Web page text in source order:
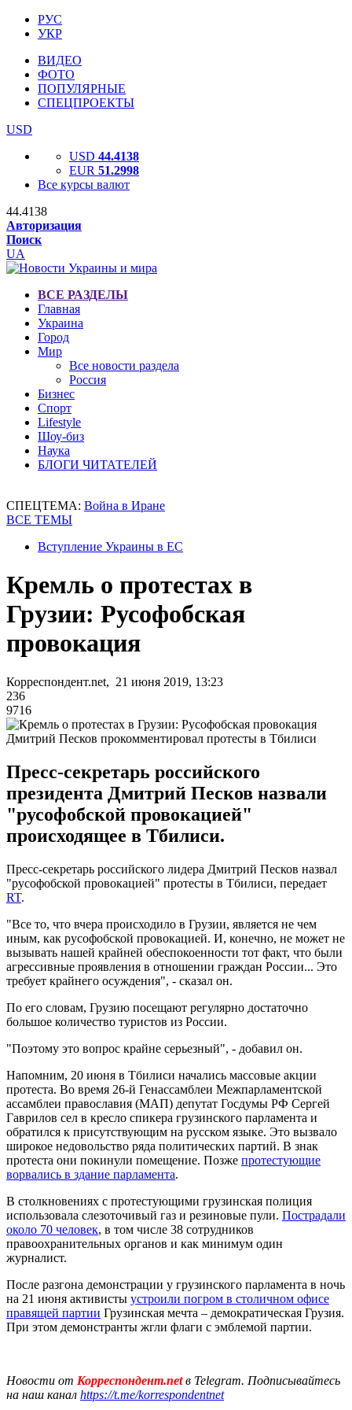
РУС
УКР
ВИДЕО
ФОТО
ПОПУЛЯРНЫЕ
СПЕЦПРОЕКТЫ
USD
USD 44.4138
EUR 51.2998
Все курсы валют
44.4138
Авторизация
Поиск
UA
ВСЕ РАЗДЕЛЫ
Главная
Украина
Город
Мир
Все новости раздела
Россия
Бизнес
Спорт
Lifestyle
Шоу-биз
Наука
БЛОГИ ЧИТАТЕЛЕЙ
СПЕЦТЕМА: Война в Иране
ВСЕ ТЕМЫ
Вступление Украины в ЕС
Кремль о протестах в
Грузии: Русофобская
провокация
Корреспондент.net, 21 июня 2019, 13:23
236
9716
Дмитрий Песков прокомментировал протесты в Тбилиси
Пресс-секретарь российского
президента Дмитрий Песков назвали
"русофобской провокацией"
происходящее в Тбилиси.
Пресс-секретарь российского лидера Дмитрий Песков назвал
"русофобской провокацией" протесты в Тбилиси, передает
RT.
"Все то, что вчера происходило в Грузии, является не чем
иным, как русофобской провокацией. И, конечно, не может не
вызывать нашей крайней обеспокоенности тот факт, что были
агрессивные проявления в отношении граждан России... Это
требует крайнего осуждения", - сказал он.
По его словам, Грузию посещают регулярно достаточно
большое количество туристов из России.
"Поэтому это вопрос крайне серьезный", - добавил он.
Напомним, 20 июня в Тбилиси начались массовые акции
протеста. Во время 26-й Генассамблеи Межпарламентской
ассамблеи православия (МАП) депутат Госдумы РФ Сергей
Гаврилов сел в кресло спикера грузинского парламента и
обратился к присутствующим на русском языке. Это вызвало
широкое недовольство ряда политических партий. В знак
протеста они покинули помещение. Позже протестующие
ворвались в здание парламента.
В столкновениях с протестующими грузинская полиция
использовала слезоточивый газ и резиновые пули. Пострадали
около 70 человек, в том числе 38 сотрудников
правоохранительных органов и как минимум один
журналист.
После разгона демонстрации у грузинского парламента в ночь
на 21 июня активисты устроили погром в столичном офисе
правящей партии Грузинская мечта – демократическая Грузия.
При этом демонстранты жгли флаги с эмблемой партии.
Новости от Корреспондент.netв Telegram. Подписывайтесь
на наш канал https://t.me/korrespondentnet